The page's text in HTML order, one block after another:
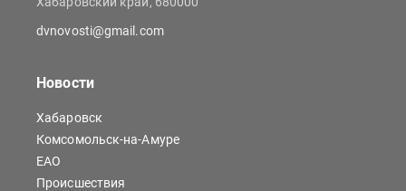
dvnovosti@gmail.com
Новости
Хабаровск
Комсомольск-на-Амуре
ЕАО
Происшествия